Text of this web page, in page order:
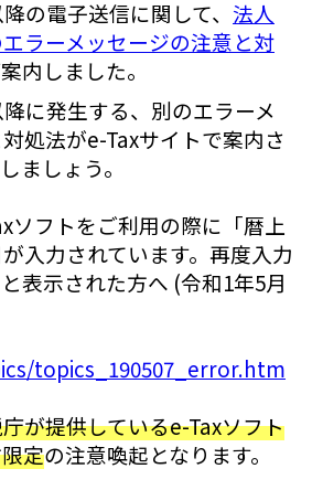
の電子送信に関して、 法人
ラーメッセージの注意と対
内しました。
に発生する、別のエラーメ
処法がe-Taxサイトで案内さ
ましょう。
フトをご利用の際に「暦上
入力されています。再度入力
表示された方へ (令和1年5月
topics_190507_error.htm
が提供しているe-Taxソフト
定の注意喚起となります。